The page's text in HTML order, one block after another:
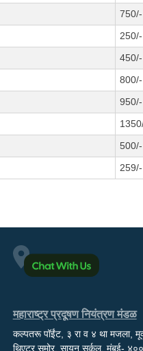
750/-
250/-
450/-
800/-
950/-
500/-
259/-
महाराष्ट्र प्रदूषण नियंत्रण मंडळ
कल्पतरू पॉईंट, ३ रा व ४ था मजला,
थिएटर समोर, सायन सर्कल, मुंबई-